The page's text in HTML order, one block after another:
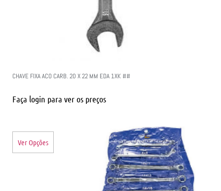
CHAVE FIXA ACO CARB. 20 X 22 MM EDA 1XK ##
Faça login para ver os preços
Ver Opções